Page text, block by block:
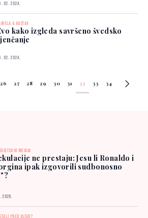
02. 2024.
& GUSTAV
kako izgleda savršeno švedsko
02. 2024.
26 27 28 29 30 31 32 33 34
MEDIJA
ne prestaju: Jesu li Ronaldo i
ipak izgovorili sudbonosno
2026.
PRED OLTAR?